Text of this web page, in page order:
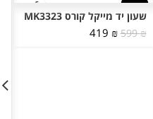
-30%
שעון יד מייקל קורס MK3323
599₪
המחיר
419 ₪
המחיר